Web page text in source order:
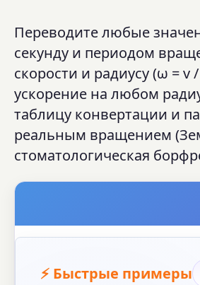
Переводите любые
секунду и периодом
скорости и радиусу (ω =
ускорение на любом
таблицу конвертации и
реальным вращением
стоматологическая
⚡ Быстрые примеры